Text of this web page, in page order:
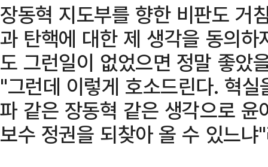
장동혁 지도부를 향한 비판도 거
과 탄핵에 대한 제 생각을 동의
도 그런일이 없었으면 정말 좋았
"그런데 이렇게 호소드린다. 혁
파 같은 장동혁 같은 생각으로
보수 정권을 되찾아 올 수 있느냐